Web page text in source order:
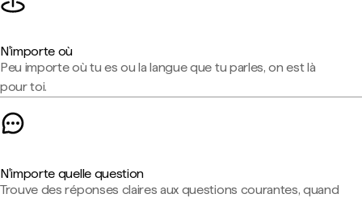
N'importe où
Peu importe où tu es ou la langue que tu parles, on est là
pour toi.
N'importe quelle question
Trouve des réponses claires aux questions courantes, quand